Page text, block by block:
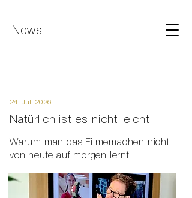
News .
24. Juli 2026
Natürlich ist es nicht leicht!
Warum man das Filmemachen nicht
von heute auf morgen lernt.